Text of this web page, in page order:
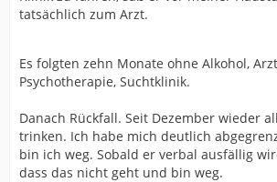
tatsächlich zum Arzt.
Es folgten zehn Monate ohne Alkohol,
Psychotherapie, Suchtklinik.
Danach Rückfall. Seit Dezember wieder
trinken. Ich habe mich deutlich
bin ich weg. Sobald er verbal ausfällig
dass das nicht geht und bin weg.